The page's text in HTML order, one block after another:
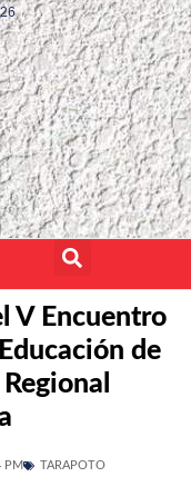
V Encuentro
de
PM TARAPOTO